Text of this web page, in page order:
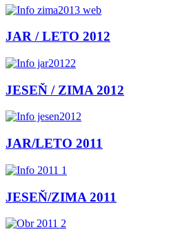
JAR / LETO 2012
JESEŇ / ZIMA 2012
JAR/LETO 2011
JESEŇ/ZIMA 2011